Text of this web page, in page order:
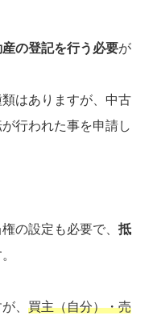
の登記を行う必要が
はありますが、中古
行われた事を申請し
の設定も必要で、 抵
、 買主（自分）・売